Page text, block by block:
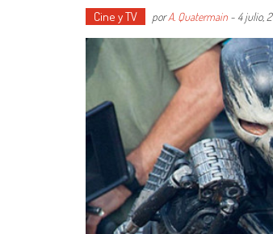
Cine y TV porA. Quatermain - 4 julio,